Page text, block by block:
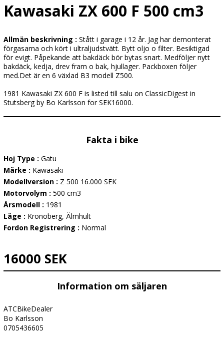
Kawasaki ZX 600 F 500 cm3
Allmän beskrivning : Stått i garage i 12 år. Jag har demonterat
förgasarna och kört i ultraljudstvätt. Bytt oljo o filter. Besiktigad
för evigt. Påpekande att bakdäck bör bytas snart. Medföljer nytt
bakdäck, kedja, drev fram o bak, hjullager. Packboxen följer
med.Det är en 6 växlad B3 modell Z500.
1981 Kawasaki ZX 600 F is listed till salu on ClassicDigest in
Stutsberg by Bo Karlsson for SEK16000.
Fakta i bike
Hoj Type : Gatu
Märke : Kawasaki
Modellversion : Z 500 16.000 SEK
Motorvolym : 500 cm3
Årsmodell : 1981
Läge : Kronoberg, Älmhult
Fordon Registrering : Normal
16000 SEK
Information om säljaren
ATCBikeDealer
Bo Karlsson
0705436605